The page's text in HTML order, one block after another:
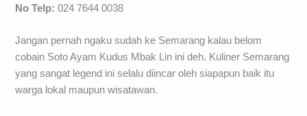
No Telp: 024 7644 0038
Jangan pernah ngaku sudah ke Semarang kalau belom
cobain Soto Ayam Kudus Mbak Lin ini deh. Kuliner Semarang
yang sangat legend ini selalu diincar oleh siapapun baik itu
warga lokal maupun wisatawan.